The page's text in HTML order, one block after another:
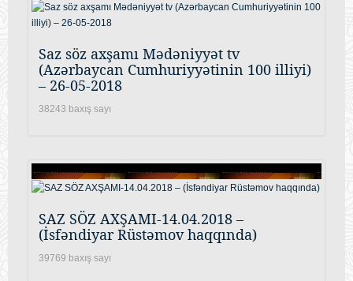
Saz söz axşamı Mədəniyyət tv
(Azərbaycan Cumhuriyyətinin 100 illiyi)
– 26-05-2018
38243 baxış sayı
SAZ SÖZ AXŞAMI-14.04.2018 –
(İsfəndiyar Rüstəmov haqqında)
39769 baxış sayı